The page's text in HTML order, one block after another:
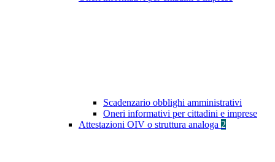
Scadenzario obblighi amministrativi
Oneri informativi per cittadini e imprese
Attestazioni OIV o struttura analoga 2